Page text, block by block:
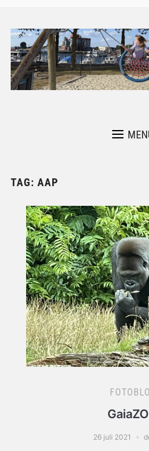
TAG: AAP
26 juli 2021